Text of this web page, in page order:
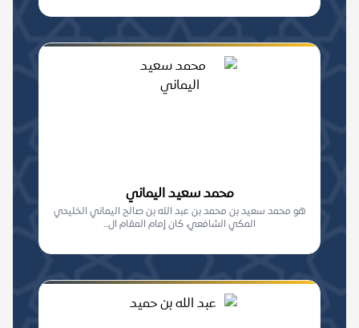
محمد سعيد اليماني
هو محمد سعيد بن محمد بن عبد الله بن صالح اليماني الخليدي
المكي الشافعي، كان إمام المقام ال...